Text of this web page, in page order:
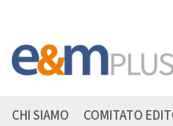
CHI SIAMO COMITATO